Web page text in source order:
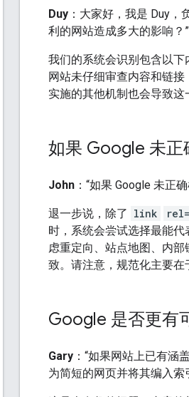
Duy ：大家好，我是 Duy，
利的网站造成多大的影响？”
我们的系统会识别包含以
网站未仔细审查内容和链
实施的其他机制也会导致这
如果 Google 未正
John ：“如果 Google 未正
退一步说，除了 link
时，系统会尝试选择最能
虑重定向、站点地图、内
致。请注意，规范化主要在
Google 是否更有
Gary ：“如果网站上已有
为简短的网页并将其编入